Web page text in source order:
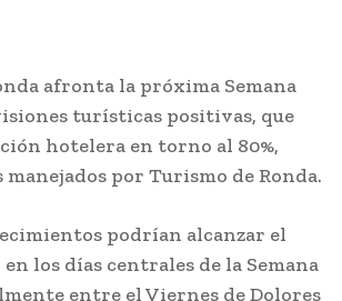
afronta la próxima Semana
turísticas positivas, que
hotelera en torno al 80%,
manejados por Turismo de Ronda.
podrían alcanzar el
los días centrales de la Semana
entre el Viernes de Dolores